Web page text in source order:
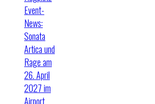
Event-
News:
Sonata
Artica und
Rage am
26. April
2027 im
Airport